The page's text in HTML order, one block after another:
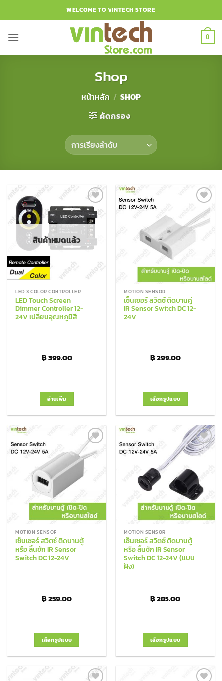
ไป
เนื้อหา
WELCOME TO VINTECH STORE
0
Shop
หน้าหลัก / SHOP
คัดกรอง
Add to
Wishlist
สินค้าหมดแล้ว
LED 3 COLOR CONTROLLER
LED Touch Screen
Dimmer Controller 12-
24V เปลี่ยนอุณหภูมิสี
฿399.00
อ่านเพิ่ม
Add to
Wishlist
MOTION SENSOR
เซ็นเซอร์ สวิตซ์ ติดบานคู่
IR Sensor Switch DC 12-
24V
฿299.00
เลือกรูปแบบ
has
multiple
variants.
options
chosen
product
page
Add to
Wishlist
MOTION SENSOR
เซ็นเซอร์ สวิตซ์ ติดบานตู้
หรือ ลิ้นชัก IR Sensor
Switch DC 12-24V
฿259.00
เลือกรูปแบบ
has
Add to
Wishlist
MOTION SENSOR
เซ็นเซอร์ สวิตซ์ ติดบานตู้
หรือ ลิ้นชัก IR Sensor
Switch DC 12-24V (แบบ
ฝัง)
฿285.00
เลือกรูปแบบ